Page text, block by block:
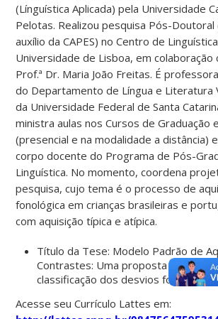
(Línguística Aplicada) pela Universidade
Pelotas. Realizou pesquisa Pós-Doutoral
auxílio da CAPES) no Centro de
Universidade de Lisboa, em colaboração
Prof.ª Dr. Maria João Freitas. É
do Departamento de Língua e Literatura
da Universidade Federal de Santa
ministra aulas nos Cursos de Graduação
(presencial e na modalidade a distância)
corpo docente do Programa de Pós-
Linguística. No momento, coordena
pesquisa, cujo tema é o processo de
fonológica em crianças brasileiras e
com aquisição típica e atípica.
Título da Tese: Modelo Padrão de
Contrastes: Uma proposta de
classificação dos desvios fonológicos
Acesse seu Currículo Lattes em: